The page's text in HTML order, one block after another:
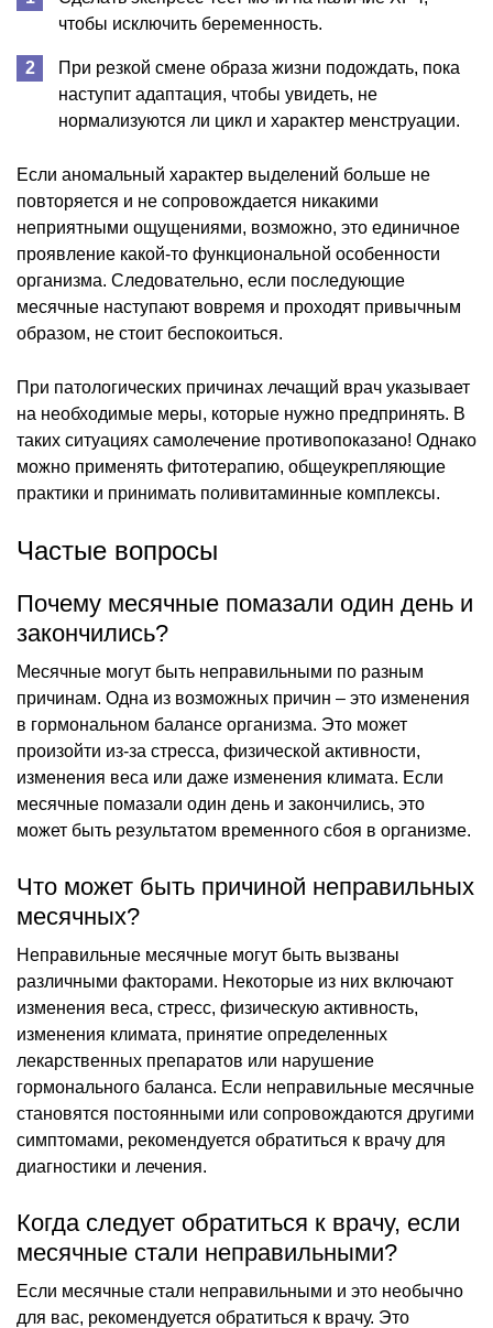
чтобы исключить беременность.
При резкой смене образа жизни подождать, пока
наступит адаптация, чтобы увидеть, не
нормализуются ли цикл и характер менструации.
Если аномальный характер выделений больше не
повторяется и не сопровождается никакими
неприятными ощущениями, возможно, это единичное
проявление какой-то функциональной особенности
организма. Следовательно, если последующие
месячные наступают вовремя и проходят привычным
образом, не стоит беспокоиться.
При патологических причинах лечащий врач указывает
на необходимые меры, которые нужно предпринять. В
таких ситуациях самолечение противопоказано! Однако
можно применять фитотерапию, общеукрепляющие
практики и принимать поливитаминные комплексы.
Частые вопросы
Почему месячные помазали один день и
закончились?
Месячные могут быть неправильными по разным
причинам. Одна из возможных причин – это изменения
в гормональном балансе организма. Это может
произойти из-за стресса, физической активности,
изменения веса или даже изменения климата. Если
месячные помазали один день и закончились, это
может быть результатом временного сбоя в организме.
Что может быть причиной неправильных
месячных?
Неправильные месячные могут быть вызваны
различными факторами. Некоторые из них включают
изменения веса, стресс, физическую активность,
изменения климата, принятие определенных
лекарственных препаратов или нарушение
гормонального баланса. Если неправильные месячные
становятся постоянными или сопровождаются другими
симптомами, рекомендуется обратиться к врачу для
диагностики и лечения.
Когда следует обратиться к врачу, если
месячные стали неправильными?
Если месячные стали неправильными и это необычно
для вас, рекомендуется обратиться к врачу. Это